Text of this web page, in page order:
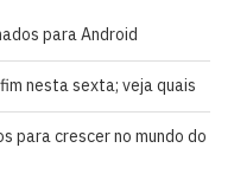
para Android
nesta sexta; veja quais
para crescer no mundo do